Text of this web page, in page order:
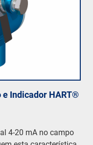
e Indicador HART®
4-20 mA no campo